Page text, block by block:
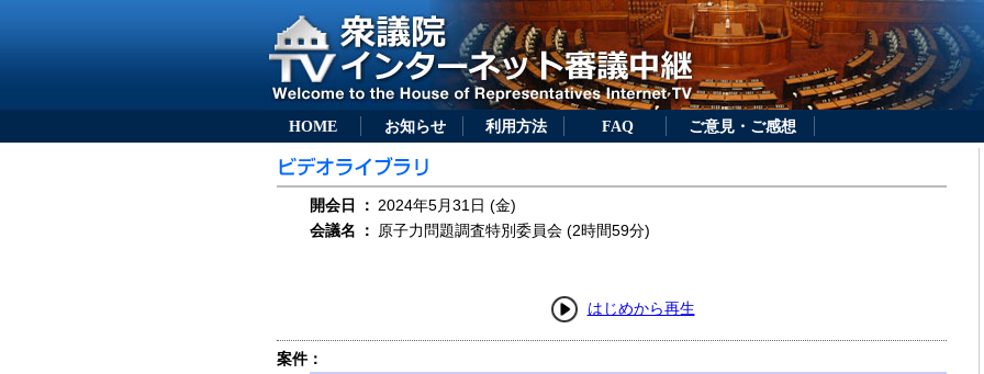
HOME お知らせ 利用方法 FAQ ご意見・ご感想
開会日 ： 2024年5月31日 (金)
会議名
： 原子力問題調査特別委員会 (2時間59分)
はじめから再生
案件：